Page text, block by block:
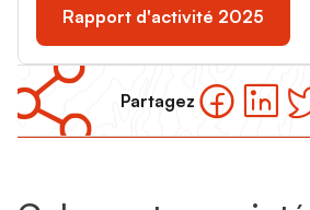
Rapport d'activité 2025
Partagez